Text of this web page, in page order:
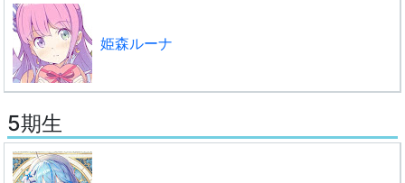
姫森ルーナ
5期生